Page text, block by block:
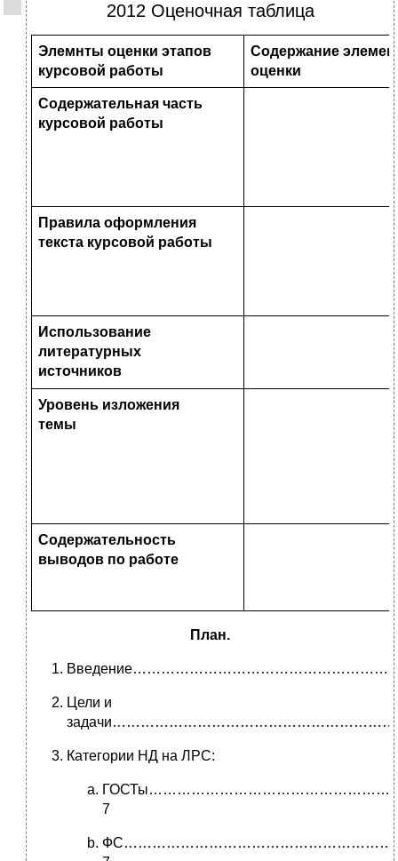
2012 Оценочная таблица
Элемнты оценки этапов
курсовой работы
Содержание
оценки
Содержательная часть
курсовой работы
Правила оформления
текста курсовой работы
Использование
литературных
источников
Уровень изложения
темы
Содержательность
выводов по работе
План.
Цели и
Категории НД на ЛРС:
7